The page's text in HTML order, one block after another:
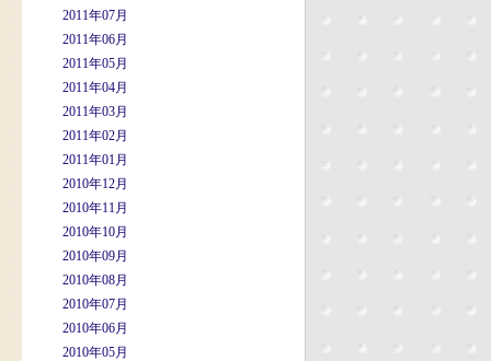
2011年07月
2011年06月
2011年05月
2011年04月
2011年03月
2011年02月
2011年01月
2010年12月
2010年11月
2010年10月
2010年09月
2010年08月
2010年07月
2010年06月
2010年05月